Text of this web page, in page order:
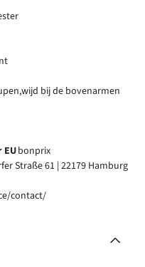
bij de bovenarmen
bonprix
Straße 61 | 22179 Hamburg
contact/